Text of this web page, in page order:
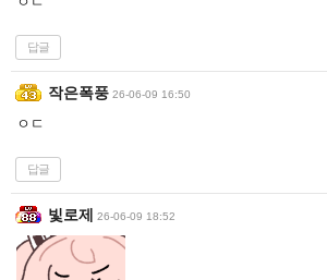
답글
작은폭풍 26-06-09 16:50
ㅇㄷ
답글
빛로제 26-06-09 18:52